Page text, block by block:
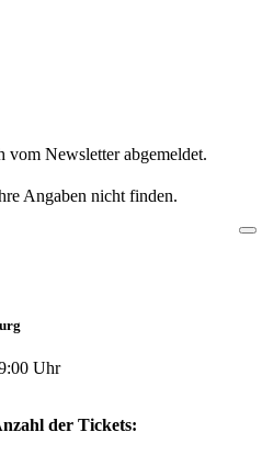
vom Newsletter abgemeldet.
Angaben nicht finden.
Uhr
der Tickets: